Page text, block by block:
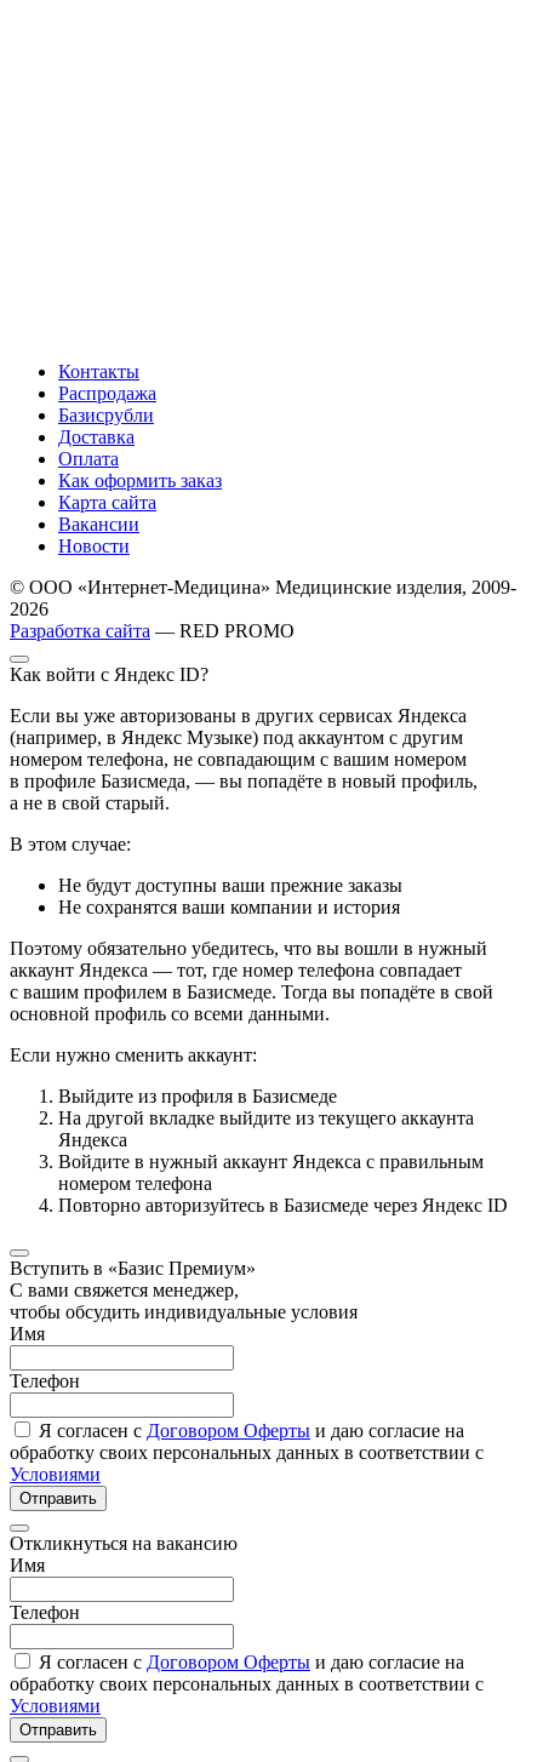
Контакты
Распродажа
Базисрубли
Доставка
Оплата
Как оформить заказ
Карта сайта
Вакансии
Новости
© ООО «Интернет-Медицина» Медицинские изделия, 2009-
2026
Разработка сайта — RED PROMO
Как войти с Яндекс ID?
Если вы уже авторизованы в других сервисах Яндекса
(например, в Яндекс Музыке) под аккаунтом с другим
номером телефона, не совпадающим с вашим номером
в профиле Базисмеда, — вы попадёте в новый профиль,
а не в свой старый.
В этом случае:
Не будут доступны ваши прежние заказы
Не сохранятся ваши компании и история
Поэтому обязательно убедитесь, что вы вошли в нужный
аккаунт Яндекса — тот, где номер телефона совпадает
с вашим профилем в Базисмеде. Тогда вы попадёте в свой
основной профиль со всеми данными.
Если нужно сменить аккаунт:
Выйдите из профиля в Базисмеде
На другой вкладке выйдите из текущего аккаунта
Яндекса
Войдите в нужный аккаунт Яндекса с правильным
номером телефона
Повторно авторизуйтесь в Базисмеде через Яндекс ID
Вступить в «Базис Премиум»
С вами свяжется менеджер,
чтобы обсудить индивидуальные условия
Имя
Телефон
Я согласен с Договором Оферты и даю согласие на
обработку своих персональных данных в соответствии с
Условиями
Отправить
Откликнуться на вакансию
Имя
Телефон
Я согласен с Договором Оферты и даю согласие на
обработку своих персональных данных в соответствии с
Условиями
Отправить